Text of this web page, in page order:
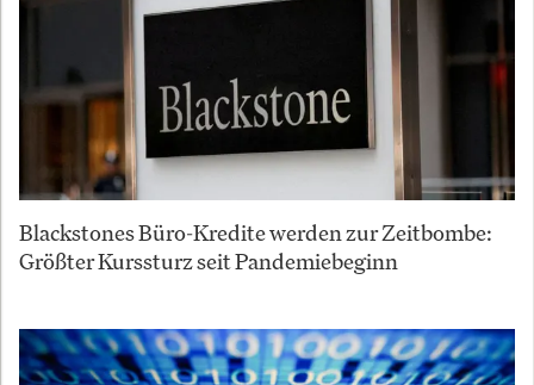
Blackstones Büro-Kredite werden zur Zeitbombe:
Größter Kurssturz seit Pandemiebeginn